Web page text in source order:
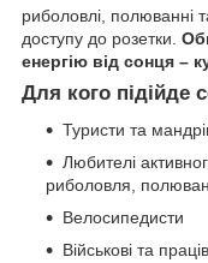
риболовлі, полюванні
доступу до розетки.
енергію від сонця –
Для кого підійде
Туристи та
Любителі
риболовля,
Велосипедисти
Військові та